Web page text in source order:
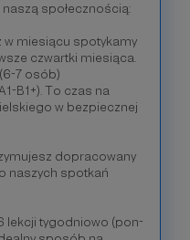
społecznością:
w miesiącu spotykamy
czwartki miesiąca.
7 osób)
B1+). To czas na
w bezpiecznej
dopracowany
naszych spotkań
lekcji tygodniowo (pon-